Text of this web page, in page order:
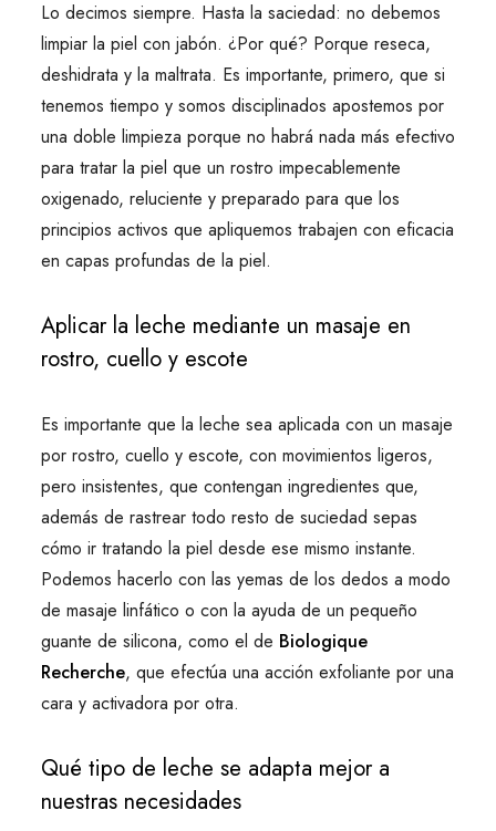
Lo decimos siempre. Hasta la saciedad: no debemos
limpiar la piel con jabón. ¿Por qué? Porque reseca,
deshidrata y la maltrata. Es importante, primero, que si
tenemos tiempo y somos disciplinados apostemos por
una doble limpieza porque no habrá nada más efectivo
para tratar la piel que un rostro impecablemente
oxigenado, reluciente y preparado para que los
principios activos que apliquemos trabajen con eficacia
en capas profundas de la piel.
Aplicar la leche mediante un masaje en
rostro, cuello y escote
Es importante que la leche sea aplicada con un masaje
por rostro, cuello y escote, con movimientos ligeros,
pero insistentes, que contengan ingredientes que,
además de rastrear todo resto de suciedad sepas
cómo ir tratando la piel desde ese mismo instante.
Podemos hacerlo con las yemas de los dedos a modo
de masaje linfático o con la ayuda de un pequeño
guante de silicona, como el de Biologique
Recherche, que efectúa una acción exfoliante por una
cara y activadora por otra.
Qué tipo de leche se adapta mejor a
nuestras necesidades